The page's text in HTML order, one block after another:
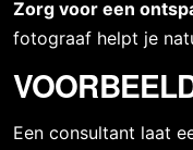
Zorg voor een
fotograaf helpt je
Een consultant laat